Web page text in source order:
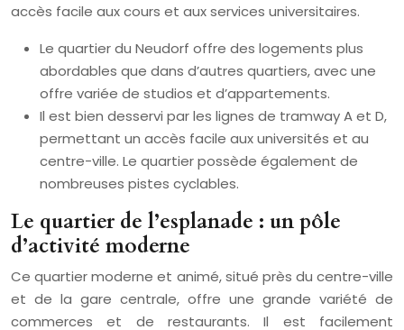
accès facile aux cours et aux services universitaires.
Le quartier du Neudorf offre des logements plus
abordables que dans d’autres quartiers, avec une
offre variée de studios et d’appartements.
Il est bien desservi par les lignes de tramway A et D,
permettant un accès facile aux universités et au
centre-ville. Le quartier possède également de
nombreuses pistes cyclables.
Le quartier de l’esplanade : un pôle
d’activité moderne
Ce quartier moderne et animé, situé près du centre-ville
et de la gare centrale, offre une grande variété de
commerces et de restaurants. Il est facilement